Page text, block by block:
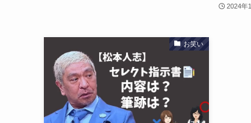
2024年
お笑い